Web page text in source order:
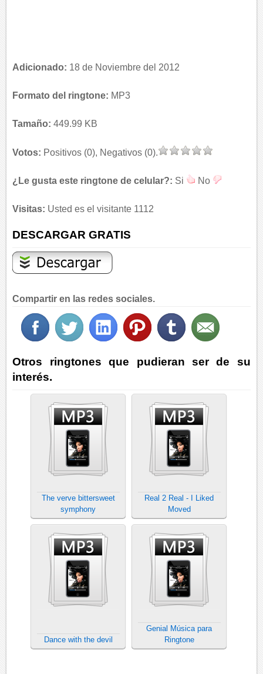
Adicionado: 18 de Noviembre del 2012
Formato del ringtone: MP3
Tamaño: 449.99 KB
Votos: Positivos (0), Negativos (0).
¿Le gusta este ringtone de celular?: Si No
Visitas: Usted es el visitante 1112
DESCARGAR GRATIS
Compartir en las redes sociales.
Otros ringtones que pudieran ser de su
interés.
The verve bittersweet
symphony
Real 2 Real - I Liked
Moved
Dance with the devil
Genial Música para
Ringtone